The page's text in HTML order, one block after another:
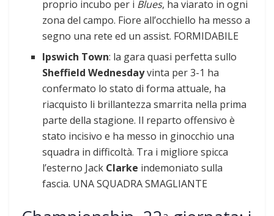
proprio incubo per i Blues, ha viarato in ogni
zona del campo. Fiore all’occhiello ha messo a
segno una rete ed un assist. FORMIDABILE
Ipswich Town: la gara quasi perfetta sullo
Sheffield Wednesdayvinta per 3-1 ha
confermato lo stato di forma attuale, ha
riacquisto li brillantezza smarrita nella prima
parte della stagione. Il reparto offensivo è
stato incisivo e ha messo in ginocchio una
squadra in difficoltà. Tra i migliore spicca
l’esterno Jack Clarke indemoniato sulla
fascia. UNA SQUADRA SMAGLIANTE